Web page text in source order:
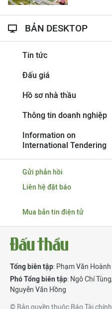
BẢN DESKTOP
Tin tức
Đấu giá
Hồ sơ nhà thầu
Thông tin doanh nghiệp
Information on
International Tendering
Gửi phản hồi
Liên hệ đặt báo
Mua bản tin điện tử
Tổng biên tập: Phạm Văn Hoành
Phó Tổng biên tập: Ngô Chí Tùng,
Nguyễn Văn Hồng
© Bản quyền thuộc Báo Tài